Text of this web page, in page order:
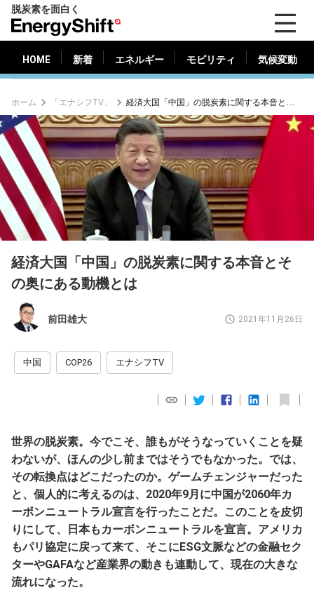
脱炭素を面白く
ナ
ジ
ー
フ
ト）
HOME 新着 エネルギー モビリティ 気候変動
新着 エネルギー 気候変動
ホーム 「エナシフTV」 経済大国「中国」の脱炭素に関する本音とその奥にある動機とは
経済大国「中国」の脱炭素に関する本音とそ
の奥にある動機とは
前田雄大 2021年11月26日
中国 COP26 エナシフTV
世界の脱炭素。今でこそ、誰もがそうなっていくことを疑
わないが、ほんの少し前まではそうでもなかった。では、
その転換点はどこだったのか。ゲームチェンジャーだった
と、個人的に考えるのは、2020年9月に中国が2060年カ
ーボンニュートラル宣言を行ったことだ。このことを皮切
りにして、日本もカーボンニュートラルを宣言。アメリカ
もパリ協定に戻って来て、そこにESG文脈などの金融セク
ターやGAFAなど産業界の動きも連動して、現在の大きな
流れになった。